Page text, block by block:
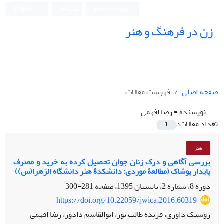
زن در فرهنگ و هنر
صفحه اصلی
فهرست مقالات
نویسنده =رضا افهمی
تعداد مقالات:
1
هنر
بررسی آگاهی و درک زنان جوان تحصیل کرده به خرید و مصرف
پایدار پوشاک (مطالعۀ موردی: دانشکدۀ هنر دانشگاه الزهرا(س))
دوره 8، شماره 2، تابستان 1395، صفحه
281-300
https://doi.org/10.22059/jwica.2016.60319
روشنک داوری، فریده طالب پور، ابوالقاسم دادور، رضا افهمی